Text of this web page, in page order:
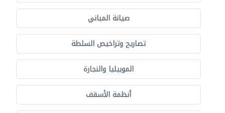
صيانة المباني
تصاريح وتراخيص السلطة
الموبيليا والنجارة
أنظمة الأسقف